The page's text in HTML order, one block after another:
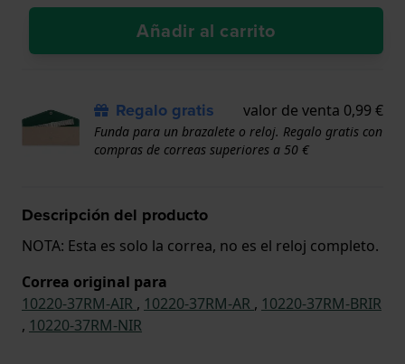
Añadir al carrito
Regalo gratis valor de venta 0,99 €
Funda para un brazalete o reloj. Regalo gratis con
compras de correas superiores a 50 €
Descripción del producto
NOTA: Esta es solo la correa, no es el reloj completo.
Correa original para
10220-37RM-AIR , 10220-37RM-AR , 10220-37RM-BRIR
, 10220-37RM-NIR